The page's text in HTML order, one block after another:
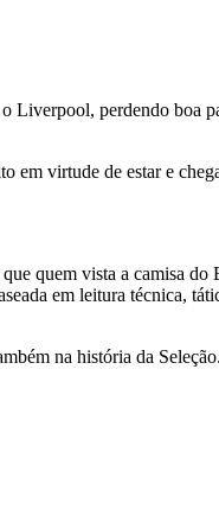
perdendo boa
em virtude de estar e
quem vista a camisa
em leitura técnica,
na história da